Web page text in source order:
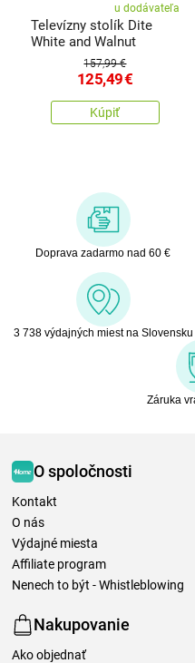
u dodávateľa
Televízny stolík Dite
White and Walnut
157,99 €
125,49€
Kúpiť
Doprava zadarmo nad 60 €
3 738 výdajných miest na Slovensku
Záruka
O spoločnosti
Kontakt
O nás
Výdajné miesta
Affiliate program
Nenech to být - Whistleblowing
Nakupovanie
Ako objednať